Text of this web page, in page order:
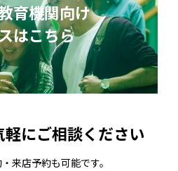
育機関向け
はこちら
にご相談ください
来店予約も可能です。